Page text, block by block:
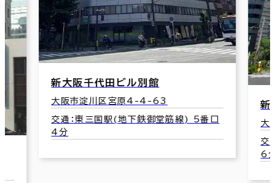
新大阪千代田ビル別館
大阪市淀川区宮原4-4-63
交通：東三国駅(地下鉄御堂筋線) 5番口
4分
新
大
交
6